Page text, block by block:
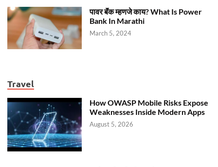
पावर बॅंक म्हणजे काय? What Is Power
Bank In Marathi
March 5, 2024
Travel
How OWASP Mobile Risks Expose
Weaknesses Inside Modern Apps
August 5, 2026